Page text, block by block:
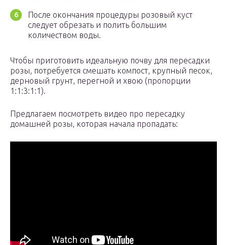
После окончания процедуры розовый куст
следует обрезать и полить большим
количеством воды.
Чтобы приготовить идеальную почву для пересадки
розы, потребуется смешать компост, крупный песок,
дерновый грунт, перегной и хвою (пропорции
1:1:3:1:1).
Предлагаем посмотреть видео про пересадку
домашней розы, которая начала пропадать: